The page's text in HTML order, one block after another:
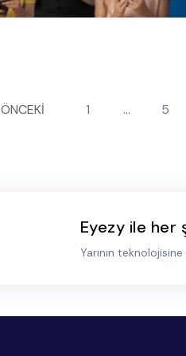
ÖNCEKİ 1 … 5
Eyezy ile her
Yarının